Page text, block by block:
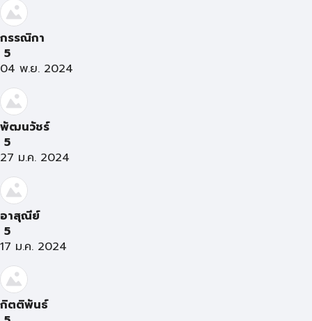
กรรณิกา
5
04 พ.ย. 2024
พัฒนวัชร์
5
27 ม.ค. 2024
อาสุณีย์
5
17 ม.ค. 2024
กิตติพันธ์